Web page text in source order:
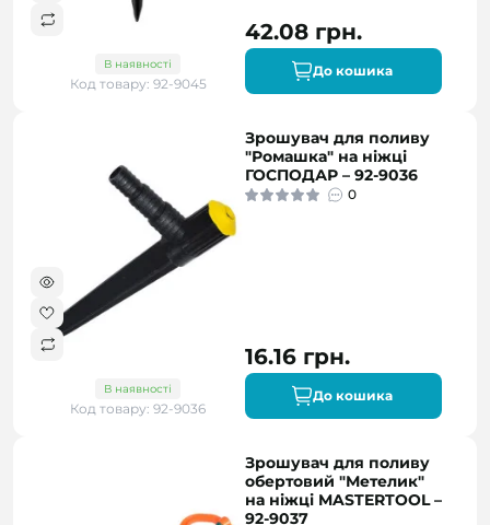
В наявності
Код товару: 92-9045
42.08 грн.
До кошика
В наявності
Код товару: 92-9036
Зрошувач для поливу
"Ромашка" на ніжці
ГОСПОДАР – 92-9036
0
16.16 грн.
До кошика
Зрошувач для поливу
обертовий "Метелик"
на ніжці MASTERTOOL –
92-9037